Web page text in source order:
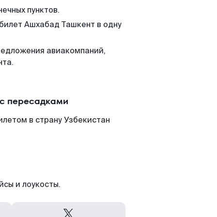
пунктов.
Ашхабад Ташкент в одну
авиакомпаний,
пересадками
в страну Узбекистан
и лоукосты.